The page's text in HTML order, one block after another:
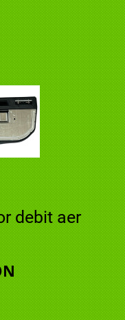
debit aer